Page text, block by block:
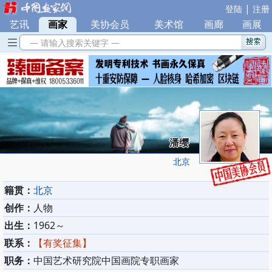
登陆 | 注册
艺讯 | 画家 美协会员 美术馆 画廊 画展
— 请输入搜索关键字 —
潘缨
北京
籍贯： 北京
创作： 人物
出生： 1962～
联系：
【有奖征集】
职务： 中国艺术研究院中国画院专职画家